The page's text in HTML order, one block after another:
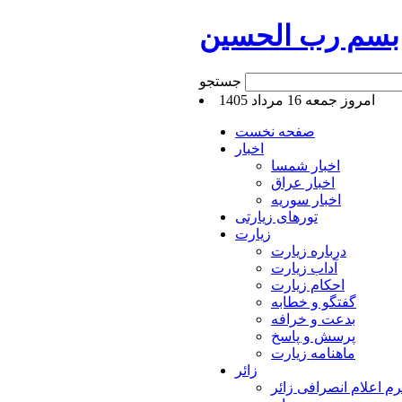
بسم رب الحسین
امروز جمعه 16 مرداد 1405
صفحه نخست
اخبار
اخبار شمسا
اخبار عراق
اخبار سوریه
تورهای زیارتی
زیارت
درباره زیارت
آداب زیارت
احکام زیارت
گفتگو و خطابه
بدعت و خرافه
پرسش و پاسخ
ماهنامه زیارت
زائر
اعلام انصرافی زائر